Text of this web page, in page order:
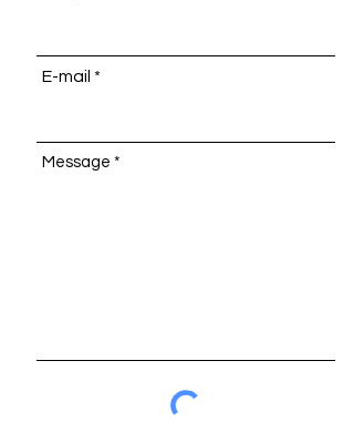
E-mail
Message